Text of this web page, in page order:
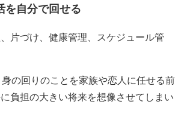
を自分で回せる
片づけ、健康管理、スケジュール管
の回りのことを家族や恋人に任せる前
負担の大きい将来を想像させてしまい